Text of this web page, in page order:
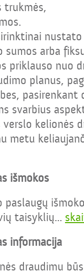
sumos arba
priklauso nuo
planus,
pasirenkant
svarbius
kelionės
metu
išmokos
paslaugų
taisyklių...
informacija
draudimu